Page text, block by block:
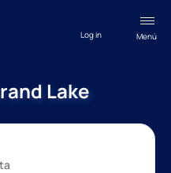
Menú
Log in
Lake